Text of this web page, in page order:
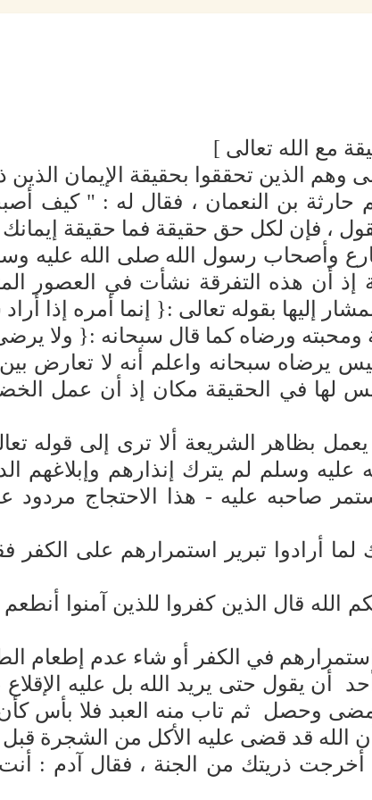
مع الله تعالى ]
وهم الذين تحققوا بحقيقة الإيمان
حارثة بن النعمان ، فقال له : " كيف
، فإن لكل حق حقيقة فما حقيقة
وأصحاب رسول الله صلى الله عليه وسلم
إذ أن هذه التفرقة نشأت في العصور
إليها بقوله تعالى :{ إنما أمره إذا
ومحبته ورضاه كما قال سبحانه :{ ولا
يرضاه سبحانه واعلم أنه لا تعارض
لها في الحقيقة مكان إذ أن عمل
بظاهر الشريعة ألا ترى إلى قوله
وسلم لم يترك إنذارهم وإبلاغهم
صاحبه عليه - هذا الاحتجاج مردود
أرادوا تبرير استمرارهم على الكفر
الله قال الذين كفروا للذين آمنوا
استمرارهم في الكفر أو شاء عدم إطعام
يقول حتى يريد الله بل عليه الإقلاع
مضى وحصل ثم تاب منه العبد فلا بأس
الله قد قضى عليه الأكل من الشجرة
ذريتك من الجنة ، فقال آدم :